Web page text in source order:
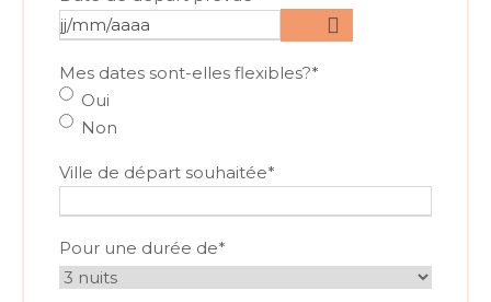
Mes dates sont-elles flexibles?*
Oui
Non
Ville de départ souhaitée*
Pour une durée de*